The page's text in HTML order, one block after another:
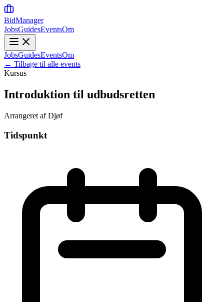
BidManager
JobsGuidesEventsOm
JobsGuidesEventsOm
← Tilbage til alle events
Kursus
Introduktion til udbudsretten
Arrangeret af Djøf
Tidspunkt